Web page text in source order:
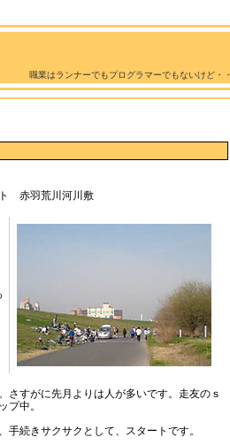
職業はランナーでもプログラマーでもないけど・・
赤羽荒川河川敷
さすがに先月よりは人が多いです。走友のｓ
プ中。
続きサクサクとして、スタートです。